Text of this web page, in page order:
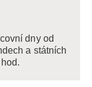
dny od
a státních